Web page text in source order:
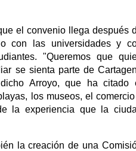
el convenio llega después
con las universidades y
"Queremos que
se sienta parte de
Arroyo, que ha citado
los museos, el
la experiencia que la
la creación de una